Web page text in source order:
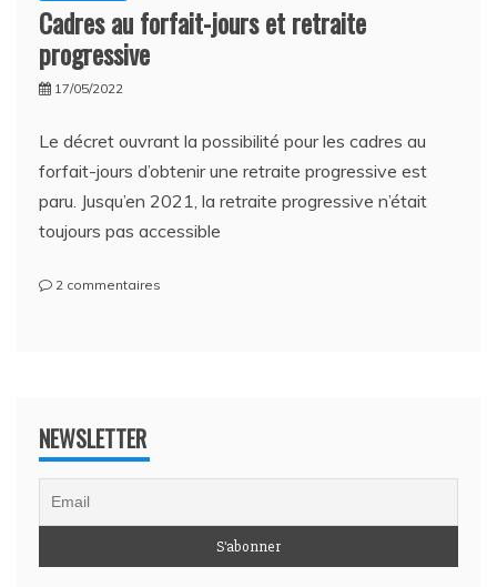
Cadres au forfait-jours et retraite
progressive
17/05/2022
Le décret ouvrant la possibilité pour les cadres au
forfait-jours d’obtenir une retraite progressive est
paru. Jusqu’en 2021, la retraite progressive n’était
toujours pas accessible
2 commentaires
NEWSLETTER